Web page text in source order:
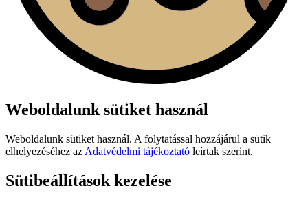
Weboldalunk sütiket használ
Weboldalunk sütiket használ. A folytatással hozzájárul a sütik
elhelyezéséhez az Adatvédelmi tájékoztató leírtak szerint.
Sütibeállítások kezelése